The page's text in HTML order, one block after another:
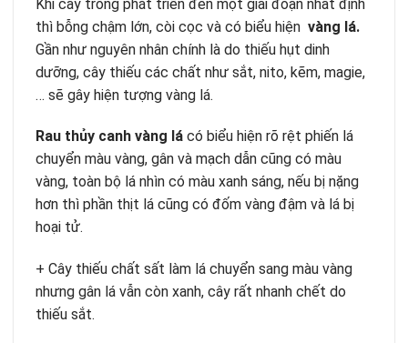
Khi cây trồng phát triển đến một giai đoạn nhất định
thì bỗng chậm lớn, còi cọc và có biểu hiện vàng lá.
Gần như nguyên nhân chính là do thiếu hụt dinh
dưỡng, cây thiếu các chất như sắt, nito, kẽm, magie,
… sẽ gây hiện tượng vàng lá.
Rau thủy canh vàng lá có biểu hiện rõ rệt phiến lá
chuyển màu vàng, gân và mạch dẫn cũng có màu
vàng, toàn bộ lá nhìn có màu xanh sáng, nếu bị nặng
hơn thì phần thịt lá cũng có đốm vàng đậm và lá bị
hoại tử.
+ Cây thiếu chất sất làm lá chuyển sang màu vàng
nhưng gân lá vẫn còn xanh, cây rất nhanh chết do
thiếu sắt.